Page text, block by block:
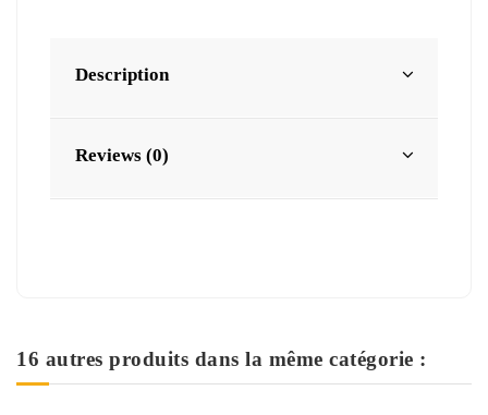
Description
Reviews (0)
16 autres produits dans la même catégorie :